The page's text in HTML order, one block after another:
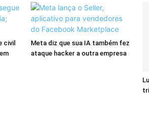
civil
Meta diz que sua IA também fez
ataque hacker a outra empresa
tri